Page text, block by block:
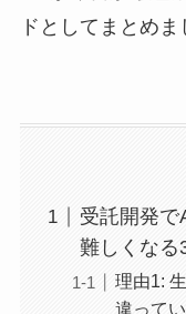
ドとしてまとめま
受託開発で
難しくなる
理由1:
違って